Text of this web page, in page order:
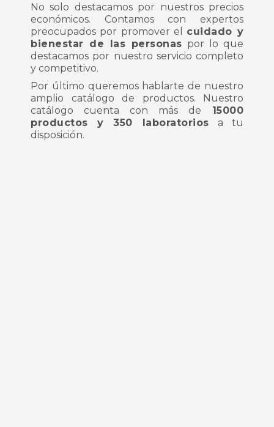
No solo destacamos por nuestros precios
económicos. Contamos con expertos
preocupados por promover el cuidado y
bienestar de las personas por lo que
destacamos por nuestro servicio completo
y competitivo.
Por último queremos hablarte de nuestro
amplio catálogo de productos. Nuestro
catálogo cuenta con más de 15000
productos y 350 laboratorios a tu
disposición.